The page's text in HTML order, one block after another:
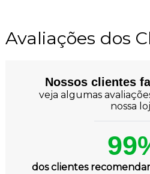
Avaliações dos
Nossos clientes
veja algumas
nossa
dos clientes